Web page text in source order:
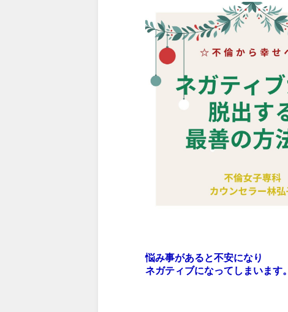
悩み事があると不安になり
ネガティブになってしまいます。